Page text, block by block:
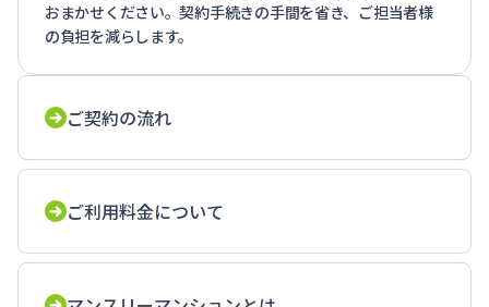
おまかせください。契約手続きの手間を省き、ご担当者様
の負担を減らします。
ご契約の流れ
ご利用料金について